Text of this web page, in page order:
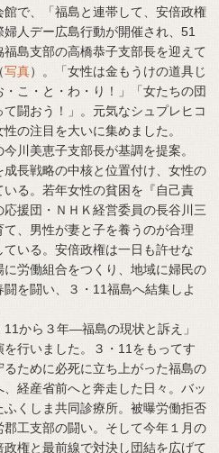
で、「福島と連帯して、安倍政権
人デー広島行動が開催され、51
島支部の高橋恭子支部長を迎えて
写真）。「女性は金もうけの道具じ
こ・と・わ・り！」「女たちの団
闘おう！」。元気なシュプレヒコ
の注目を大いに集めました。
川美恵子支部長が基調を提案。
成長戦略の中核と位置付け、女性の
る。若年女性の貧困を『自己責
援団・ＮＨＫ経営委員の長谷川三
、男性が妻と子を養うのが合理
いる。安倍政権は一日も許せな
労働組合をつくり、地域に婦民の
を闘い、３・11福島へ結集しよ
から３年―福島の現状と訴え」
行いました。３・11をもってす
ために必死に立ち上がった福島の
経産省前へと奔走した日々。バッ
くしま共同診療所。被曝労働拒否
工支部の闘い。そして今年１月の
権と最前線で対決し団結を広げて